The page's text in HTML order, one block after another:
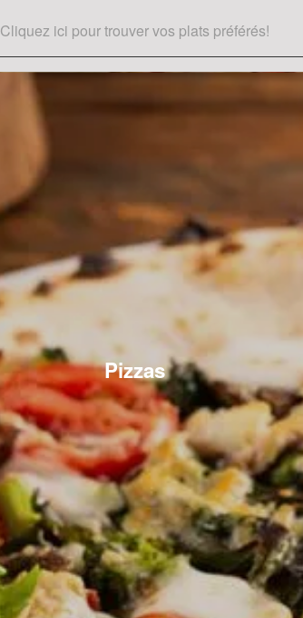
Cliquez ici pour trouver vos plats préférés!
Pizzas